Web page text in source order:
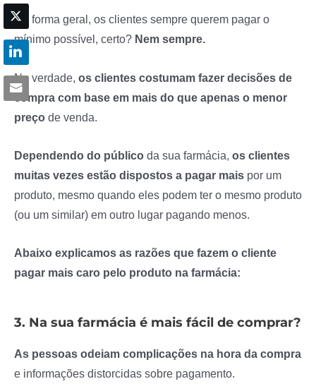
De forma geral, os clientes sempre querem pagar o
mínimo possível, certo? Nem sempre.
Na verdade, os clientes costumam fazer decisões de
compra com base em mais do que apenas o menor
preço de venda.
Dependendo do público da sua farmácia, os clientes
muitas vezes estão dispostos a pagar mais por um
produto, mesmo quando eles podem ter o mesmo produto
(ou um similar) em outro lugar pagando menos.
Abaixo explicamos as razões que fazem o cliente
pagar mais caro pelo produto na farmácia:
3. Na sua farmácia é mais fácil de comprar?
As pessoas odeiam complicações na hora da compra
e informações distorcidas sobre pagamento.